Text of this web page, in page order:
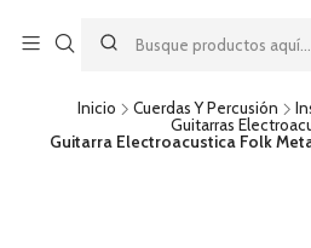
descuento por
por una compra mínima de $49.990.
acumulable a otras promociones ni
Inicio Cuerdas Y Percusión
Guitarras
Guitarra Electroacustica Folk